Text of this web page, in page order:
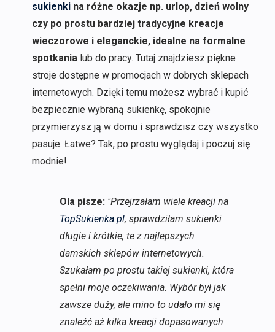
sukienkina różne okazje np. urlop, dzień wolny
czy po prostu bardziej tradycyjne kreacje
wieczorowe i eleganckie, idealne na formalne
spotkania lub do pracy. Tutaj znajdziesz piękne
stroje dostępne w promocjach w dobrych sklepach
internetowych. Dzięki temu możesz wybrać i kupić
bezpiecznie wybraną sukienkę, spokojnie
przymierzysz ją w domu i sprawdzisz czy wszystko
pasuje. Łatwe? Tak, po prostu wyglądaj i poczuj się
modnie!
Ola pisze: "Przejrzałam wiele kreacji na
TopSukienka.pl, sprawdziłam sukienki
długie i krótkie, te z najlepszych
damskich sklepów internetowych.
Szukałam po prostu takiej sukienki, która
spełni moje oczekiwania. Wybór był jak
zawsze duży, ale mino to udało mi się
znaleźć aż kilka kreacji dopasowanych